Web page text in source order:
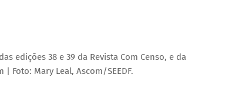
edições 38 e 39 da Revista Com Censo, e da
| Foto: Mary Leal, Ascom/SEEDF.